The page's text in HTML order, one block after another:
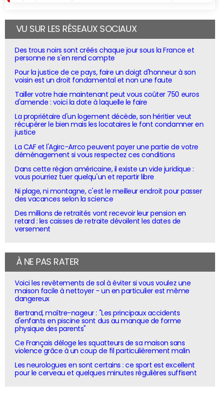
VU SUR LES RÉSEAUX SOCIAUX
Des trous noirs sont créés chaque jour sous la France et
personne ne s'en rend compte
Pour la justice de ce pays, faire un doigt d'honneur à son
voisin est un droit fondamental et non une faute
Tailler votre haie maintenant peut vous coûter 750 euros
d'amende : voici la date à laquelle le faire
La propriétaire d'un logement décède, son héritier veut
récupérer le bien mais les locataires le font condamner en
justice
La CAF et l'Agirc-Arrco peuvent payer une partie de votre
déménagement si vous respectez ces conditions
Dans cette région américaine, il existe un vide juridique :
vous pourriez tuer quelqu'un et repartir libre
Ni plage, ni montagne, c'est le meilleur endroit pour passer
des vacances selon la science
Des millions de retraités vont recevoir leur pension en
retard : les caisses de retraite dévoilent les dates de
versement
À NE PAS RATER
Voici les revêtements de sol à éviter si vous voulez une
maison facile à nettoyer - un en particulier est même
dangereux
Bertrand, maître-nageur : "Les principaux accidents
d'enfants en piscine sont dus au manque de forme
physique des parents"
Ce Français déloge les squatteurs de sa maison sans
violence grâce à un coup de fil particulièrement malin
Les neurologues en sont certains : ce sport est excellent
pour le cerveau et quelques minutes régulières suffisent